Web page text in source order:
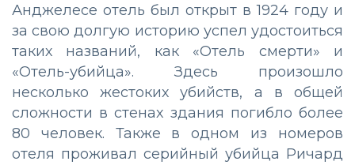
Анджелесе отель был открыт в 1924 году и
за свою долгую историю успел удостоиться
таких названий, как «Отель смерти» и
«Отель-убийца». Здесь произошло
несколько жестоких убийств, а в общей
сложности в стенах здания погибло более
80 человек. Также в одном из номеров
отеля проживал серийный убийца Ричард